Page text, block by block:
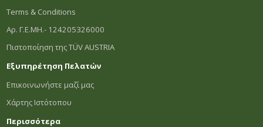
Terms & Conditions
Αρ. Γ.Ε.ΜΗ.- 124205326000
Πιστοποίηση της TÜV AUSTRIA
Εξυπηρέτηση Πελατών
Επικοινωνήστε μαζί μας
Χάρτης Ιστότοπου
Περισσότερα